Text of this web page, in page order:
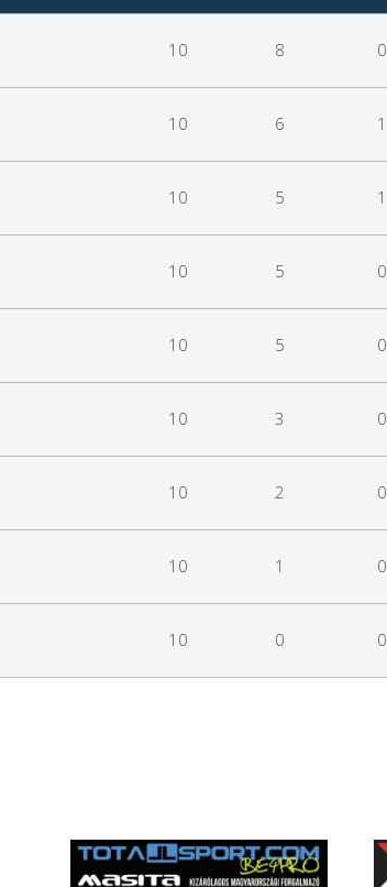
10 8 0
10 6 1
10 5 1
10 5 0
10 5 0
10 3 0
10 2 0
10 1 0
10 0 0